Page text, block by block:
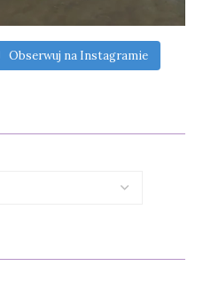
Obserwuj na Instagramie